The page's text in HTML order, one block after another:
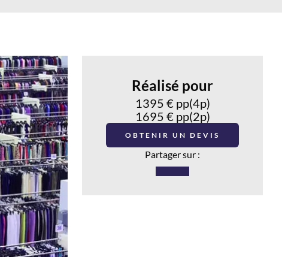
Réalisé pour
1395 € pp(4p)
1695 € pp(2p)
OBTENIR UN DEVIS
Partager sur :